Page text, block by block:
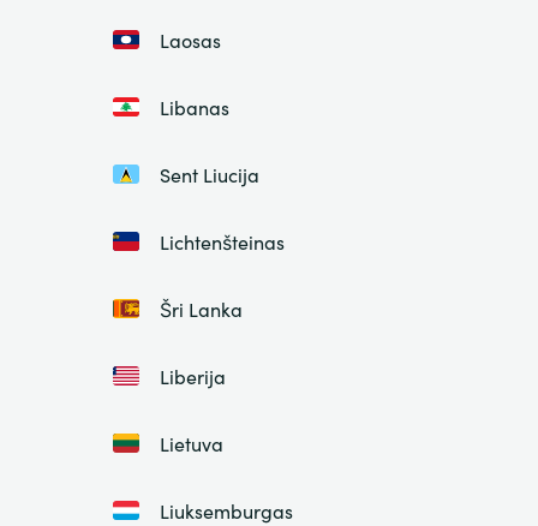
Laosas
Libanas
Sent Liucija
Lichtenšteinas
Šri Lanka
Liberija
Lietuva
Liuksemburgas